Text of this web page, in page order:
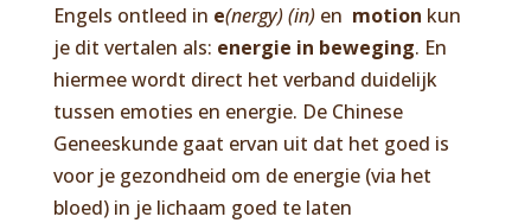
Engels ontleed in e(nergy) (in) en motion kun
je dit vertalen als: energie in beweging. En
hiermee wordt direct het verband duidelijk
tussen emoties en energie. De Chinese
Geneeskunde gaat ervan uit dat het goed is
voor je gezondheid om de energie (via het
bloed) in je lichaam goed te laten